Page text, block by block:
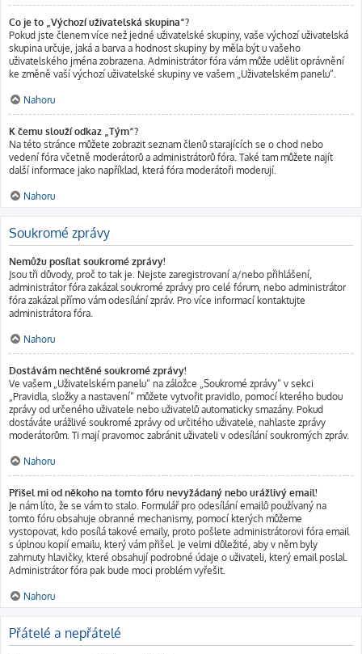
Co je to „Výchozí uživatelská skupina“?
Pokud jste členem více než jedné uživatelské skupiny, vaše výchozí uživatelská
skupina určuje, jaká a barva a hodnost skupiny by měla být u vašeho
uživatelského jména zobrazena. Administrátor fóra vám může udělit oprávnění
ke změně vaší výchozí uživatelské skupiny ve vašem „Uživatelském panelu“.
Nahoru
K čemu slouží odkaz „Tým“?
Na této stránce můžete zobrazit seznam členů starajících se o chod nebo
vedení fóra včetně moderátorů a administrátorů fóra. Také tam můžete najít
další informace jako například, která fóra moderátoři moderují.
Nahoru
Soukromé zprávy
Nemůžu posílat soukromé zprávy!
Jsou tři důvody, proč to tak je. Nejste zaregistrovaní a/nebo přihlášení,
administrátor fóra zakázal soukromé zprávy pro celé fórum, nebo administrátor
fóra zakázal přímo vám odesílání zpráv. Pro více informací kontaktujte
administrátora fóra.
Nahoru
Dostávám nechtěné soukromé zprávy!
Ve vašem „Uživatelském panelu“ na záložce „Soukromé zprávy“ v sekci
„Pravidla, složky a nastavení“ můžete vytvořit pravidlo, pomocí kterého budou
zprávy od určeného uživatele nebo uživatelů automaticky smazány. Pokud
dostáváte urážlivé soukromé zprávy od určitého uživatele, nahlaste zprávy
moderátorům. Ti mají pravomoc zabránit uživateli v odesílání soukromých zpráv.
Nahoru
Přišel mi od někoho na tomto fóru nevyžádaný nebo urážlivý email!
Je nám líto, že se vám to stalo. Formulář pro odesílání emailů používaný na
tomto fóru obsahuje obranné mechanismy, pomocí kterých můžeme
vystopovat, kdo posílá takové emaily, proto pošlete administrátorovi fóra email
s úplnou kopií emailu, který vám přišel. Je velmi důležité, aby v něm byly
zahrnuty hlavičky, které obsahují podrobné údaje o uživateli, který email poslal.
Administrátor fóra pak bude moci problém vyřešit.
Nahoru
Přátelé a nepřátelé